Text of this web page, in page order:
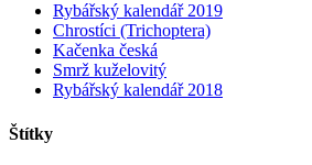
Rybářský kalendář 2019
Chrostíci (Trichoptera)
Kačenka česká
Smrž kuželovitý
Rybářský kalendář 2018
Štítky